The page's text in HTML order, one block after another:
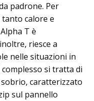
padrone. Per
calore e
T è
riesce a
nelle situazioni in
si tratta di
caratterizzato
sul pannello